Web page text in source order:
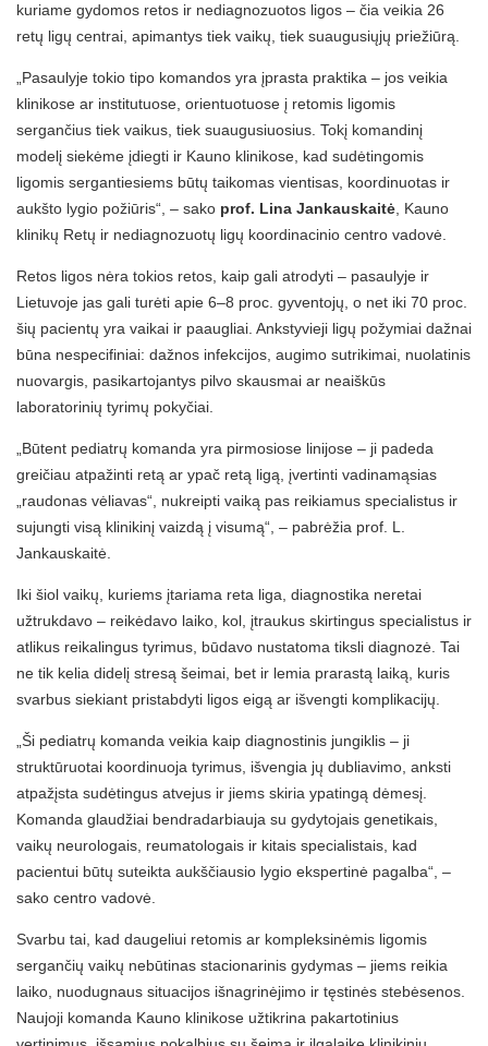
kuriame gydomos retos ir nediagnozuotos ligos – čia veikia 26
retų ligų centrai, apimantys tiek vaikų, tiek suaugusiųjų priežiūrą.
„Pasaulyje tokio tipo komandos yra įprasta praktika – jos veikia
klinikose ar institutuose, orientuotuose į retomis ligomis
sergančius tiek vaikus, tiek suaugusiuosius. Tokį komandinį
modelį siekėme įdiegti ir Kauno klinikose, kad sudėtingomis
ligomis sergantiesiems būtų taikomas vientisas, koordinuotas ir
aukšto lygio požiūris“, – sako prof. Lina Jankauskaitė , Kauno
klinikų Retų ir nediagnozuotų ligų koordinacinio centro vadovė.
Retos ligos nėra tokios retos, kaip gali atrodyti – pasaulyje ir
Lietuvoje jas gali turėti apie 6–8 proc. gyventojų, o net iki 70 proc.
šių pacientų yra vaikai ir paaugliai. Ankstyvieji ligų požymiai dažnai
būna nespecifiniai: dažnos infekcijos, augimo sutrikimai, nuolatinis
nuovargis, pasikartojantys pilvo skausmai ar neaiškūs
laboratorinių tyrimų pokyčiai.
„Būtent pediatrų komanda yra pirmosiose linijose – ji padeda
greičiau atpažinti retą ar ypač retą ligą, įvertinti vadinamąsias
„raudonas vėliavas“, nukreipti vaiką pas reikiamus specialistus ir
sujungti visą klinikinį vaizdą į visumą“, – pabrėžia prof. L.
Jankauskaitė.
Iki šiol vaikų, kuriems įtariama reta liga, diagnostika neretai
užtrukdavo – reikėdavo laiko, kol, įtraukus skirtingus specialistus ir
atlikus reikalingus tyrimus, būdavo nustatoma tiksli diagnozė. Tai
ne tik kelia didelį stresą šeimai, bet ir lemia prarastą laiką, kuris
svarbus siekiant pristabdyti ligos eigą ar išvengti komplikacijų.
„Ši pediatrų komanda veikia kaip diagnostinis jungiklis – ji
struktūruotai koordinuoja tyrimus, išvengia jų dubliavimo, anksti
atpažįsta sudėtingus atvejus ir jiems skiria ypatingą dėmesį.
Komanda glaudžiai bendradarbiauja su gydytojais genetikais,
vaikų neurologais, reumatologais ir kitais specialistais, kad
pacientui būtų suteikta aukščiausio lygio ekspertinė pagalba“, –
sako centro vadovė.
Svarbu tai, kad daugeliui retomis ar kompleksinėmis ligomis
sergančių vaikų nebūtinas stacionarinis gydymas – jiems reikia
laiko, nuodugnaus situacijos išnagrinėjimo ir tęstinės stebėsenos.
Naujoji komanda Kauno klinikose užtikrina pakartotinius